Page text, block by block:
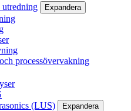
Expandera
processövervakning
(LUS)
Expandera